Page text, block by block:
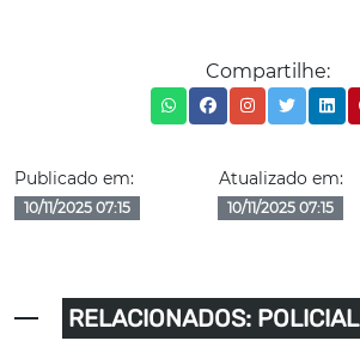
Compartilhe:
Publicado em:
10/11/2025 07:15
Atualizado em:
10/11/2025 07:15
RELACIONADOS: POLICIAL